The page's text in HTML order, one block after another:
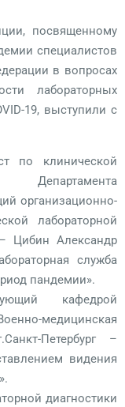
посвященному
специалистов
в вопросах
лабораторных
19, выступили с
по клинической
Департамента
организационно-
лабораторной
Цибин Александр
служба
пандемии».
кафедрой
медицинская
Петербург –
видения
диагностики